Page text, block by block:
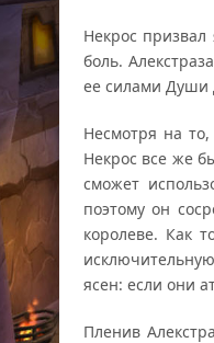
Некрос
боль.
ее силами Души
Несмотря на
Некрос все же
сможет
поэтому он
королеве. Как
ясен: если они
Пленив